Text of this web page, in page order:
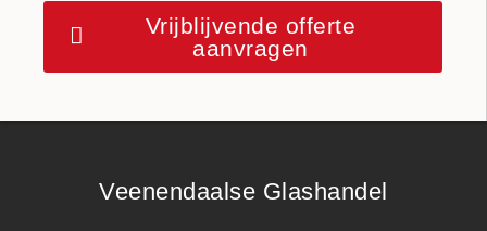
Vrijblijvende offerte
aanvragen
Veenendaalse Glashandel